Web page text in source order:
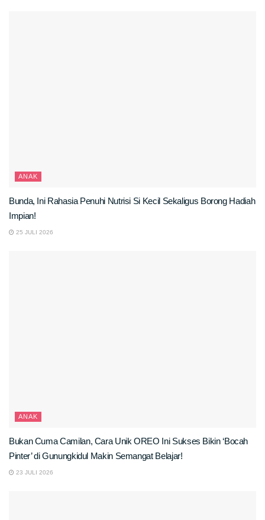
ANAK
Bunda, Ini Rahasia Penuhi Nutrisi Si Kecil Sekaligus Borong Hadiah
Impian!
25 JULI 2026
ANAK
Bukan Cuma Camilan, Cara Unik OREO Ini Sukses Bikin ‘Bocah
Pinter’ di Gunungkidul Makin Semangat Belajar!
23 JULI 2026